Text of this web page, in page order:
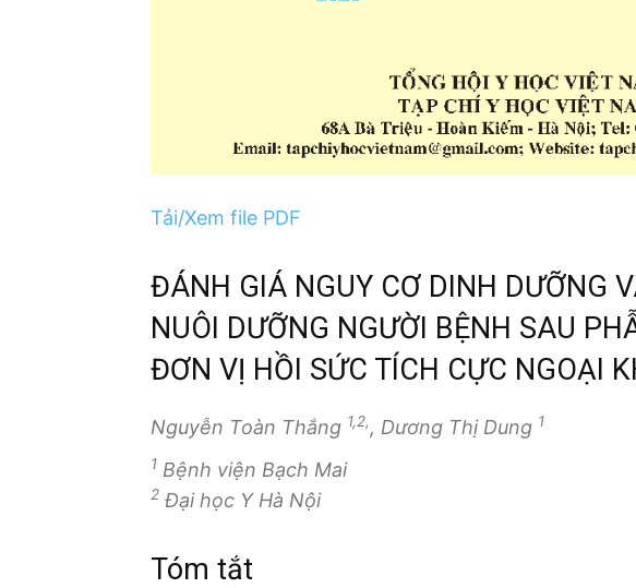
Tải/Xem file PDF
ĐÁNH GIÁ NGUY CƠ DINH DƯỠNG
NUÔI DƯỠNG NGƯỜI BỆNH SAU
ĐƠN VỊ HỒI SỨC TÍCH CỰC NGOẠI
Nguyễn Toàn Thắng 1,2,, Dương Thị Dung 1
1 Bệnh viện Bạch Mai
2 Đại học Y Hà Nội
Tóm tắt